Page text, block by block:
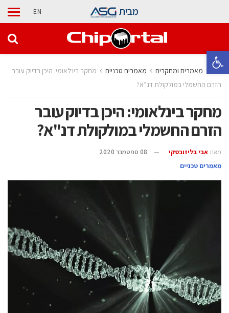
פתח סרגל נגישות
מבית EN
בית מאמרים ומחקרים מאמרים טכניים
מחקר בינלאומי: היכן בדיוק עובר
הזרם החשמלי במולקולת דנ”א?
מחקר בינלאומי: היכן בדיוק עובר
הזרם החשמלי במולקולת דנ"א?
מאת אבי בליזובסקי
08 ספטמבר 2020
מאמרים טכניים